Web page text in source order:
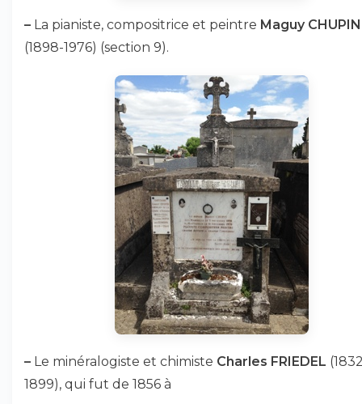
– La pianiste, compositrice et peintre Maguy CHUPIN
(1898-1976) (section 9).
– Le minéralogiste et chimiste Charles FRIEDEL
1899), qui fut de 1856 à